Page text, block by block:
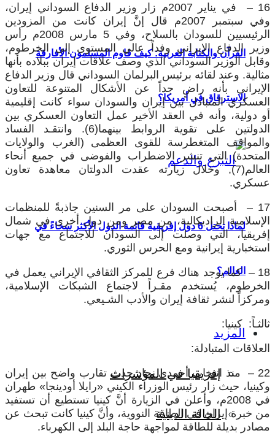
القرآن والكتابة العربية: كيف قاوم المسلمون الأفارقة
الاسترقاق في أمريكا؟
لماذا تحتل 6 دول إفريقية قائمة الدول الأكثر سخاءً في
العالم؟
المزيد
إفريقيا في المؤشرات
الحالة الدينية
16 – في يناير 2007م زار وزير الدفاع السوداني إيران،
وفي سبتمبر 2007م قال إنَّ إيران كانت من المزودين
الرئيسيين للسودان بالسلاح، وفي 5 مارس 2008م رأس
وزير الدفاع الإيراني وفداً عالي المستوى إلى الخرطوم،
وقابل الوزير السوداني الذي وصف علاقات إيران ببلاده بأنها
مثالية. وعند لقائه برئيس البرلمان السوداني قال وزير الدفاع
الإيراني بأنه راضٍ جداً عن الأشكال المتنوعة للتعاون
العسكري المتبادل بين إيران والسودان سواء كانت إقليمية
أو دولية، وأنه في العقد الأخير عمل التعاون العسكري بين
الدولتين على تقوية الروابط بينهما(6). وانتقـد الفساد
والمواقف المتغطرسة للقوى العظمى (الغرب والولايات
المتحدة) التي تنشر الاضطراب والفوضى في جميع أنحاء
العالم(7), وخلال زيارته عقدت الدولتان معاهدة تعاون
عسكري.
17 – أصبحت السودان على مر السنين جاذبةً للمنظمات
الإسلامية الراديكالية، من مصر ومن دول أخرى في شمال
إفريقيا، التي وصلت إلى السودان للاجتماع مع جهات
استخبارية إيرانية ومع الحرس الثوري.
18 – كما يوجد هناك فرع للمركز الثقافي الإيراني يعمل في
الخرطوم، يُستخدم مقـراً لاجتماع الشبكات الإسلامية،
ومركزاً لنشر ثقافة إيران والأدب الشـيعي.
ثالثـاً: كينيا:
العلاقات المتبادلة:
22 – منذ انتخاب أحمدي نجاد حدث تقارب واضح بين إيران
وكينيا، حيث زار رئيس الوزراء الكيني «رايلا أودينجا» طهران
في 2008م، وأعلن في الزيارة أنَّ كينيا تستطيع أن تستفيد
من خبرة إيران في الطاقة النووية، وأنَّ كينيا كانت تبحث عن
مصادر بديلة للطاقة لمواجهة حاجة البلد إلى الكهرباء.